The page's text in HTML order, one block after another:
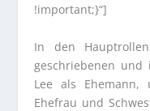
!important;}“]
In den
geschriebenen und
Lee als Ehemann,
Ehefrau und